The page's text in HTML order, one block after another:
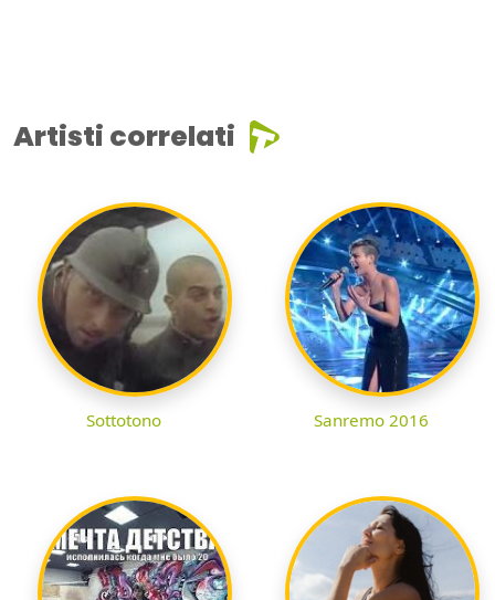
Artisti correlati
Sottotono Sanremo 2016